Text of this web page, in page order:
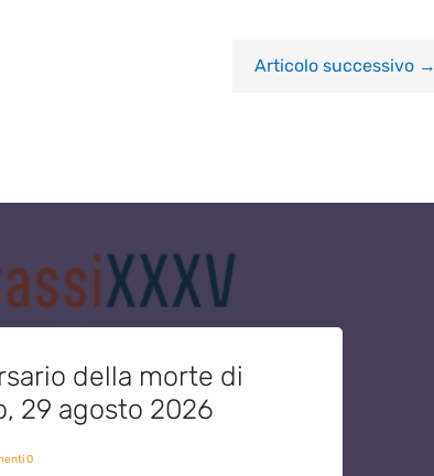
Articolo successivo→
della morte di
29 agosto 2026
0